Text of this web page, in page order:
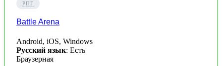
РПГ
Battle Arena
Android, iOS, Windows
Русский язык: Есть
Браузерная